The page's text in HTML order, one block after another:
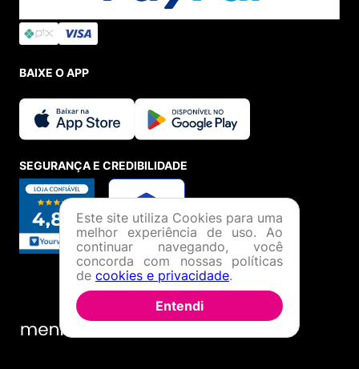
BAIXE O APP
SEGURANÇA E CREDIBILIDADE
Este site utiliza Cookies para uma
melhor experiência de uso. Ao
continuar navegando, você
concorda com nossas políticas
de cookies e privacidade.
Entendi